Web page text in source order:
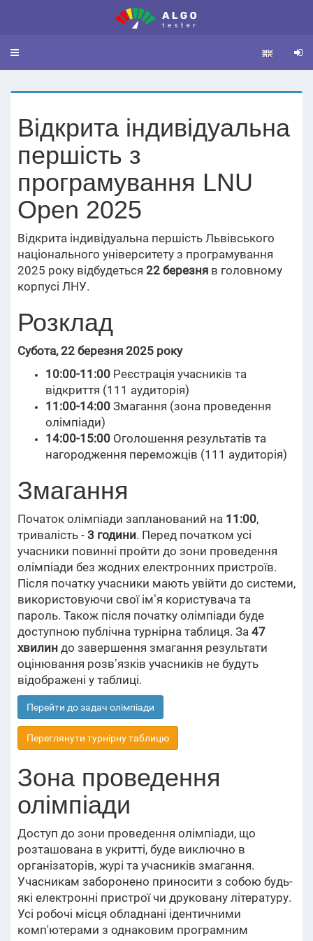
Toggle
Відкрита індивідуальна
першість з
програмування LNU
Open 2025
Відкрита індивідуальна першість Львівського
національного університету з програмування
2025 року відбудеться 22 березня в головному
корпусі ЛНУ.
Розклад
Субота, 22 березня 2025 року
10:00-11:00 Реєстрація учасників та
відкриття (111 аудиторія)
11:00-14:00 Змагання (зона проведення
олімпіади)
14:00-15:00 Оголошення результатів та
нагородження переможців (111 аудиторія)
Змагання
Початок олімпіади запланований на 11:00,
тривалість - 3 години. Перед початком усі
учасники повинні пройти до зони проведення
олімпіади без жодних електронних пристроїв.
Після початку учасники мають увійти до системи,
використовуючи свої імʼя користувача та
пароль. Також після початку олімпіади буде
доступною публічна турнірна таблиця. За 47
хвилин до завершення змагання результати
оцінювання розвʼязків учасників не будуть
відображені у таблиці.
Перейти до задач олімпіади
Переглянути турнірну таблицю
Зона проведення
олімпіади
Доступ до зони проведення олімпіади, що
розташована в укритті, буде виключно в
організаторів, журі та учасників змагання.
Учасникам заборонено приносити з собою будь-
які електронні пристрої чи друковану літературу.
Усі робочі місця обладнані ідентичними
комп'ютерами з однаковим програмним